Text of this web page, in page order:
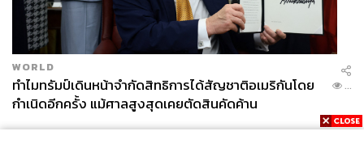
WORLD
ทำไมทรัมป์เดินหน้าจำกัดสิทธิการได้สัญชาติอเมริกันโดย
กำเนิดอีกครั้ง แม้ศาลสูงสุดเคยตัดสินคัดค้าน
...